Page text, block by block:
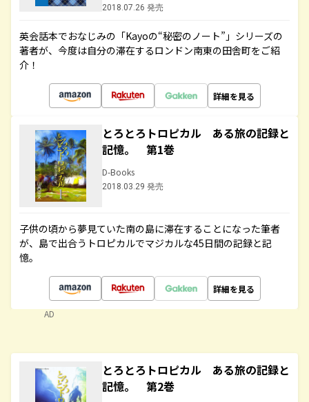
2018.07.26 発売
英会話本でおなじみの「Kayoの“秘密のノート”」シリーズの
著者が、今度は自分の滞在するロンドン南東の田舎町をご紹
介！
詳細を見る
とろとろトロピカル ある旅の記録と
記憶。 第1巻
D-Books
2018.03.29 発売
子供の頃から夢見ていた南の島に滞在することになった筆者
が、島で出合うトロピカルでマジカルな45日間の記録と記
憶。
詳細を見る
AD
とろとろトロピカル ある旅の記録と
記憶。 第2巻